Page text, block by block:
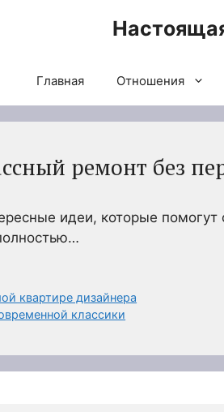
Главная Отношения
ремонт без
идеи, которые помогут
квартире дизайнера
классики